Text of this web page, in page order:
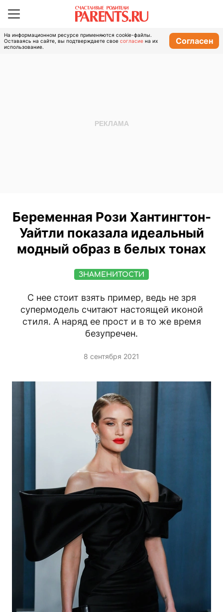
На информационном ресурсе применяются cookie-файлы.
Оставаясь на сайте, вы подтверждаете свое согласие на их
использование.
Согласен
Беременная Рози Хантингтон-
Уайтли показала идеальный
модный образ в белых тонах
ЗНАМЕНИТОСТИ
С нее стоит взять пример, ведь не зря
супермодель считают настоящей иконой
стиля. А наряд ее прост и в то же время
безупречен.
8 сентября 2021